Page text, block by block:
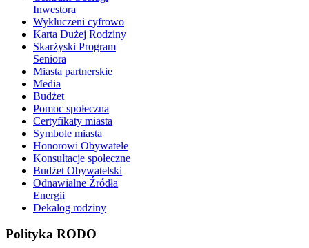
Inwestora
Wykluczeni cyfrowo
Karta Dużej Rodziny
Skarżyski Program
Seniora
Miasta partnerskie
Media
Budżet
Pomoc społeczna
Certyfikaty miasta
Symbole miasta
Honorowi Obywatele
Konsultacje społeczne
Budżet Obywatelski
Odnawialne Źródła
Energii
Dekalog rodziny
Polityka RODO